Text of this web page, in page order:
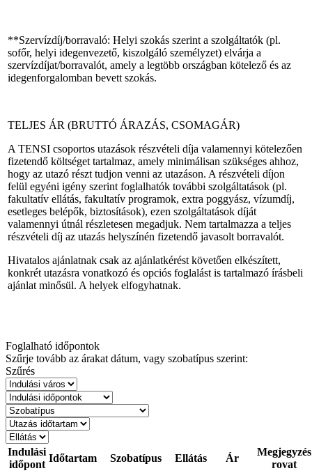
**Szervízdíj/borravaló: Helyi szokás szerint a szolgáltatók (pl.
sofőr, helyi idegenvezető, kiszolgáló személyzet) elvárja a
szervízdíjat/borravalót, amely a legtöbb országban kötelező és az
idegenforgalomban bevett szokás.
TELJES ÁR (BRUTTÓ ÁRAZÁS, CSOMAGÁR)
A TENSI csoportos utazások részvételi díja valamennyi kötelezően
fizetendő költséget tartalmaz, amely minimálisan szükséges ahhoz,
hogy az utazó részt tudjon venni az utazáson. A részvételi díjon
felül egyéni igény szerint foglalhatók további szolgáltatások (pl.
fakultatív ellátás, fakultatív programok, extra poggyász, vízumdíj,
esetleges belépők, biztosítások), ezen szolgáltatások díját
valamennyi útnál részletesen megadjuk. Nem tartalmazza a teljes
részvételi díj az utazás helyszínén fizetendő javasolt borravalót.
Hivatalos ajánlatnak csak az ajánlatkérést követően elkészített,
konkrét utazásra vonatkozó és opciós foglalást is tartalmazó írásbeli
ajánlat minősül. A helyek elfogyhatnak.
Foglalható időpontok
Szűrje tovább az árakat dátum, vagy szobatípus szerint:
Szűrés
Indulási
időpont
Időtartam Szobatípus Ellátás Ár
Megjegyzés
rovat